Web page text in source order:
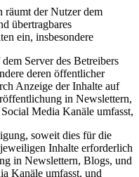
räumt der Nutzer dem
übertragbares
ein, insbesondere
Server des Betreibers
deren öffentlicher
Anzeige der Inhalte auf
in Newslettern,
Social Media Kanäle umfasst,
soweit dies für die
Inhalte erforderlich
in Newslettern, Blogs, und
Kanäle umfasst, und